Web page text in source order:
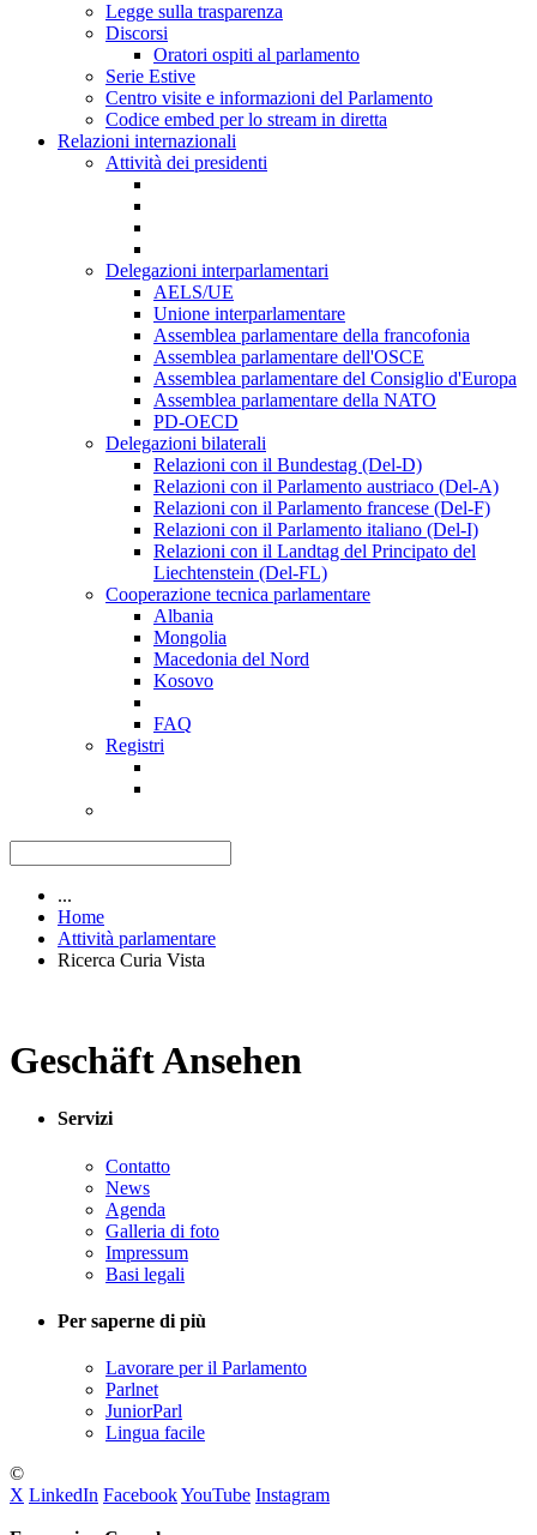
Legge sulla trasparenza
Discorsi
Oratori ospiti al parlamento
Serie Estive
Centro visite e informazioni del Parlamento
Codice embed per lo stream in diretta
Relazioni internazionali
Attività dei presidenti
Delegazioni interparlamentari
AELS/UE
Unione interparlamentare
Assemblea parlamentare della francofonia
Assemblea parlamentare dell'OSCE
Assemblea parlamentare del Consiglio d'Europa
Assemblea parlamentare della NATO
PD-OECD
Delegazioni bilaterali
Relazioni con il Bundestag (Del-D)
Relazioni con il Parlamento austriaco (Del-A)
Relazioni con il Parlamento francese (Del-F)
Relazioni con il Parlamento italiano (Del-I)
Relazioni con il Landtag del Principato del
Liechtenstein (Del-FL)
Cooperazione tecnica parlamentare
Albania
Mongolia
Macedonia del Nord
Kosovo
FAQ
Registri
...
Home
Attività parlamentare
Ricerca Curia Vista
Geschäft Ansehen
Servizi
Contatto
News
Agenda
Galleria di foto
Impressum
Basi legali
Per saperne di più
Lavorare per il Parlamento
Parlnet
JuniorParl
Lingua facile
©
X LinkedIn FacebookYouTube Instagram